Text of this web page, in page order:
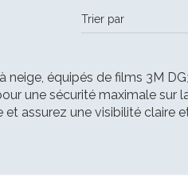
équipés de films 3M
une sécurité maximale sur
assurez une visibilité claire